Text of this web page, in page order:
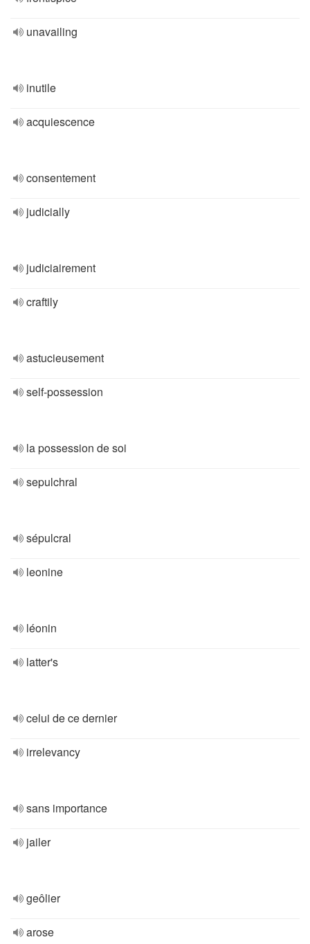
unavailing
inutile
acquiescence
consentement
judicially
judiciairement
craftily
astucieusement
self-possession
la possession de soi
sepulchral
sépulcral
leonine
léonin
latter's
celui de ce dernier
irrelevancy
sans importance
jailer
geôlier
arose